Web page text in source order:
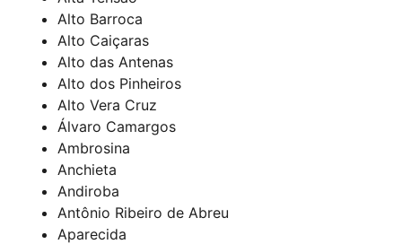
Alto Barroca
Alto Caiçaras
Alto das Antenas
Alto dos Pinheiros
Alto Vera Cruz
Álvaro Camargos
Ambrosina
Anchieta
Andiroba
Antônio Ribeiro de Abreu
Aparecida